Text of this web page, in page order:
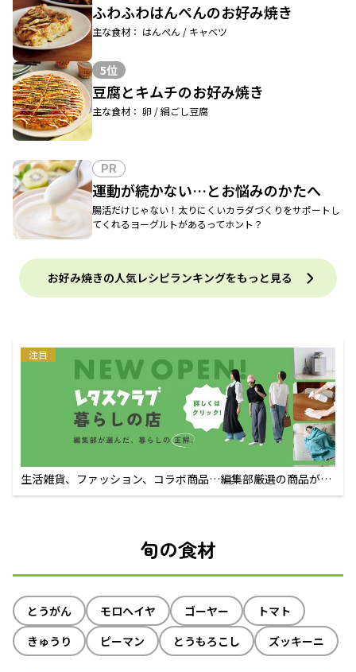
ふわふわはんぺんのお好み焼き
主な食材： はんぺん / キャベツ
5位
豆腐とキムチのお好み焼き
主な食材： 卵 / 絹ごし豆腐
PR
運動が続かない…とお悩みのかたへ
腸活だけじゃない！太りにくいカラダづくりをサポートし
てくれるヨーグルトがあるってホント？
お好み焼きの人気レシピランキングをもっと見る
注目
生活雑貨、ファッション、コラボ商品…編集部厳選の商品が買
えるECサイト
旬の食材
とうがん モロヘイヤ ゴーヤー
トマト
きゅうり
ピーマン とうもろこし ズッキーニ